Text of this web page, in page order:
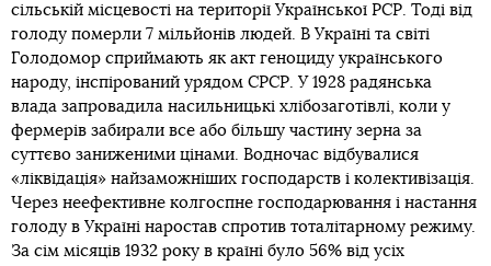
сільській місцевості на території Української РСР. Тоді від
голоду померли 7 мільйонів людей. В Україні та світі
Голодомор сприймають як акт геноциду українського
народу, інспірований урядом СРСР. У 1928 радянська
влада запровадила насильницькі хлібозаготівлі, коли у
фермерів забирали все або більшу частину зерна за
суттєво заниженими цінами. Водночас відбувалися
«ліквідація» найзаможніших господарств і колективізація.
Через неефективне колгоспне господарювання і настання
голоду в Україні наростав спротив тоталітарному режиму.
За сім місяців 1932 року в країні було 56% від усіх